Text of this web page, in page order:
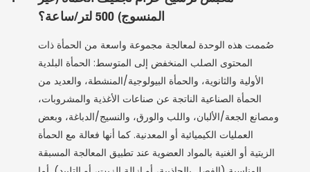
المنسوج) 500 لتر/ساعة؟
صُممت هذه الوحدة لمعالجة مجموعة واسعة من الحمأة ذات
المحتوى الصلب المنخفض إلى المتوسط: الحمأة البلدية
الأولية والثانوية، والحمأة البيولوجية/المنشطة، والعديد من
الحمأة الصناعية الناتجة عن صناعات الأغذية والمشروبات،
ومصانع الجعة/الألبان، واللب والورق، والنسيج/الدباغة، وبعض
العمليات الكيميائية أو المعدنية. كما أنها فعالة مع الحمأة
الزيتية أو الغنية بالمواد العضوية عند تطبيق المعالجة المسبقة